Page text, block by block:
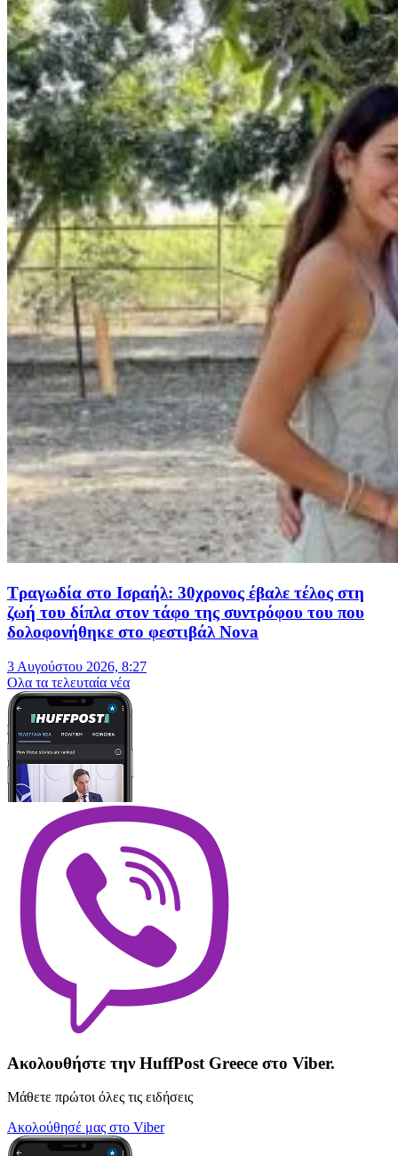
Τραγωδία στο Ισραήλ: 30χρονος έβαλε τέλος στη
ζωή του δίπλα στον τάφο της συντρόφου του που
δολοφονήθηκε στο φεστιβάλ Nova
3 Αυγούστου 2026, 8:27
Oλα τα τελευταία νέα
Ακολουθήστε την HuffPost Greece στο Viber.
Μάθετε πρώτοι όλες τις ειδήσεις
Ακολούθησέ μας στο Viber